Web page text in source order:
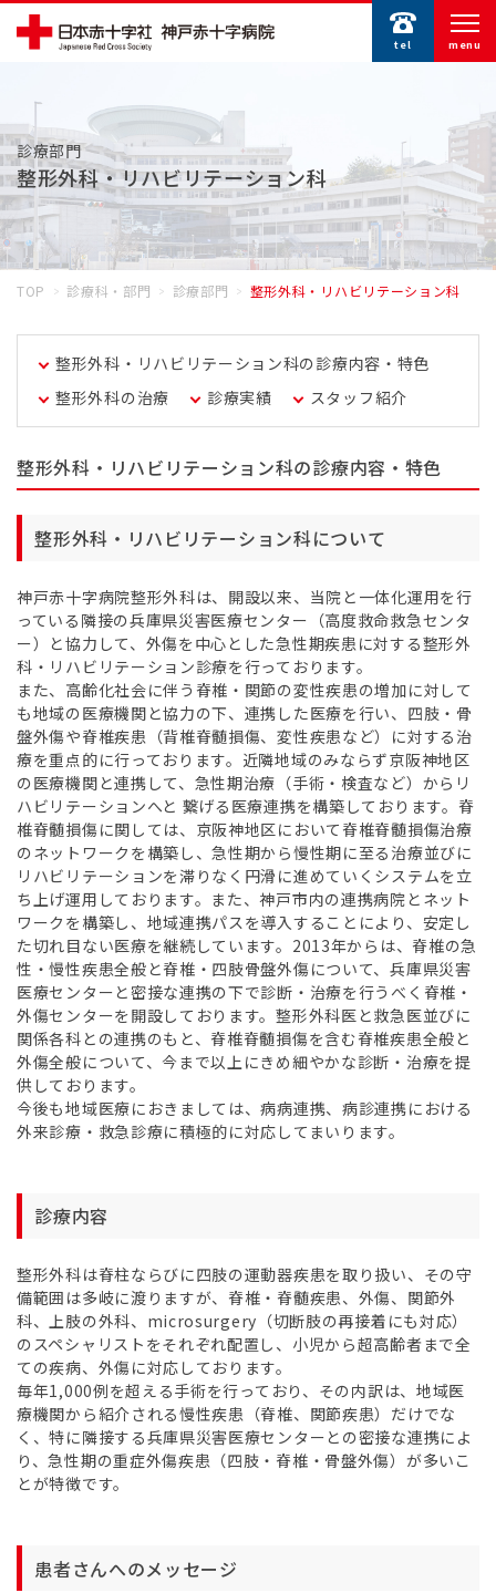
tel menu
診療部門
整形外科・リハビリテーション科
TOP 診療科・部門 診療部門 整形外科・リハビリテーション科
整形外科・リハビリテーション科の診療内容・特色
整形外科の治療
診療実績 スタッフ紹介
整形外科・リハビリテーション科の診療内容・特色
整形外科・リハビリテーション科について
神戸赤十字病院整形外科は、開設以来、当院と一体化運用を行
っている隣接の兵庫県災害医療センター（高度救命救急センタ
ー）と協力して、外傷を中心とした急性期疾患に対する整形外
科・リハビリテーション診療を行っております。
また、高齢化社会に伴う脊椎・関節の変性疾患の増加に対して
も地域の医療機関と協力の下、連携した医療を行い、四肢・骨
盤外傷や脊椎疾患（背椎脊髄損傷、変性疾患など）に対する治
療を重点的に行っております。近隣地域のみならず京阪神地区
の医療機関と連携して、急性期治療（手術・検査など）からリ
ハビリテーションへと 繋げる医療連携を構築しております。脊
椎脊髄損傷に関しては、京阪神地区において脊椎脊髄損傷治療
のネットワークを構築し、急性期から慢性期に至る治療並びに
リハビリテーションを滞りなく円滑に進めていくシステムを立
ち上げ運用しております。また、神戸市内の連携病院とネット
ワークを構築し、地域連携パスを導入することにより、安定し
た切れ目ない医療を継続しています。2013年からは、脊椎の急
性・慢性疾患全般と脊椎・四肢骨盤外傷について、兵庫県災害
医療センターと密接な連携の下で診断・治療を行うべく脊椎・
外傷センターを開設しております。整形外科医と救急医並びに
関係各科との連携のもと、脊椎脊髄損傷を含む脊椎疾患全般と
外傷全般について、今まで以上にきめ細やかな診断・治療を提
供しております。
今後も地域医療におきましては、病病連携、病診連携における
外来診療・救急診療に積極的に対応してまいります。
診療内容
整形外科は脊柱ならびに四肢の運動器疾患を取り扱い、その守
備範囲は多岐に渡りますが、脊椎・脊髄疾患、外傷、関節外
科、上肢の外科、microsurgery（切断肢の再接着にも対応）
のスペシャリストをそれぞれ配置し、小児から超高齢者まで全
ての疾病、外傷に対応しております。
毎年1,000例を超える手術を行っており、その内訳は、地域医
療機関から紹介される慢性疾患（脊椎、関節疾患）だけでな
く、特に隣接する兵庫県災害医療センターとの密接な連携によ
り、急性期の重症外傷疾患（四肢・脊椎・骨盤外傷）が多いこ
とが特徴です。
患者さんへのメッセージ